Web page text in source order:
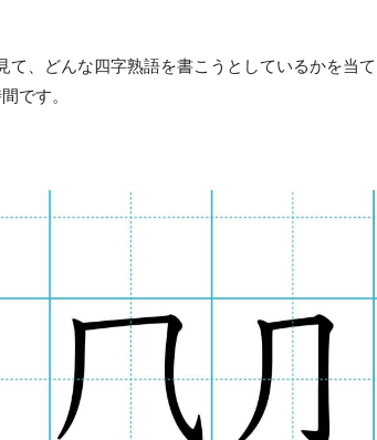
て、どんな四字熟語を書こうとしているかを当て
です。